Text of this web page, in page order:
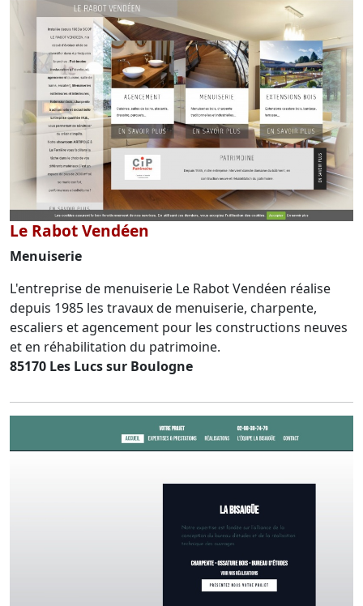
Le Rabot Vendéen
Menuiserie
L'entreprise de menuiserie Le Rabot Vendéen réalise
depuis 1985 les travaux de menuiserie, charpente,
escaliers et agencement pour les constructions neuves
et en réhabilitation du patrimoine.
85170 Les Lucs sur Boulogne